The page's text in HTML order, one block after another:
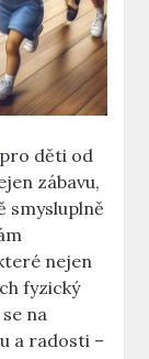
děti od
zábavu,
smysluplně
nejen
fyzický
na
a radosti –